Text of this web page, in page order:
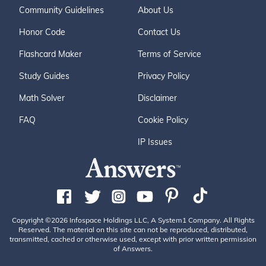
Community Guidelines
Honor Code
Flashcard Maker
Study Guides
Math Solver
FAQ
About Us
Contact Us
Terms of Service
Privacy Policy
Disclaimer
Cookie Policy
IP Issues
Copyright ©2026 Infospace Holdings LLC, A System1 Company. All Rights
Reserved. The material on this site can not be reproduced, distributed,
transmitted, cached or otherwise used, except with prior written permission
of Answers.